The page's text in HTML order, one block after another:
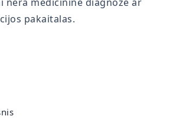
pakaitalas.